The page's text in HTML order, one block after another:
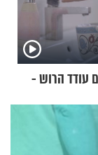
עודד הרוש -